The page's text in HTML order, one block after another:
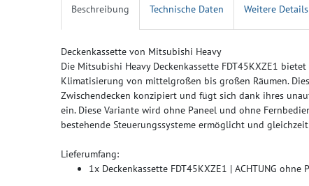
Beschreibung Technische Daten Weitere Details
Deckenkassette von Mitsubishi Heavy
Die Mitsubishi Heavy Deckenkassette FDT45KXZE1
Klimatisierung von mittelgroßen bis großen Räumen.
Zwischendecken konzipiert und fügt sich dank ihres
ein. Diese Variante wird ohne Paneel und ohne
bestehende Steuerungssysteme ermöglicht und
Lieferumfang:
1x Deckenkassette FDT45KXZE1 | ACHTUNG